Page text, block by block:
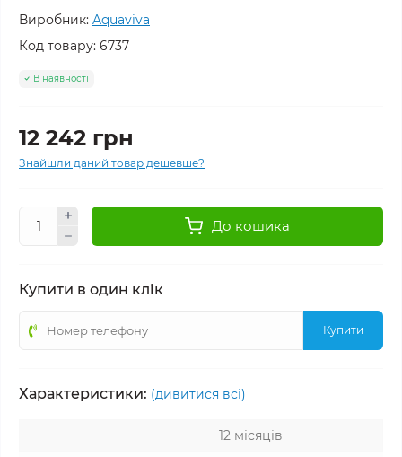
Виробник: Aquaviva
Код товару: 6737
В наявності
12 242 грн
Знайшли даний товар дешевше?
До кошика
Купити в один клік
Купити
Характеристики: (дивитися всі)
12 місяців